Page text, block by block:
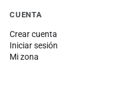
CUENTA
Crear cuenta
Iniciar sesión
Mi zona